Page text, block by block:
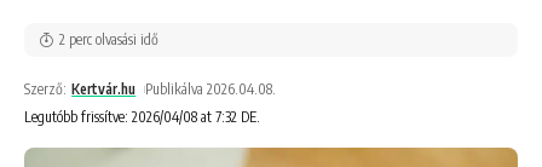
Legutóbb frissítve: 2026/04/08 at 7:32 DE.
Szerző: Kertvár.hu Publikálva 2026.04.08.
2 perc olvasási idő